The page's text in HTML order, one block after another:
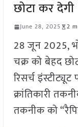
छोटा कर देगी
June 28, 2025 2
28 जून 2025,
चक्र को बेहद
रिसर्च
क्रांतिकारी
तकनीक को